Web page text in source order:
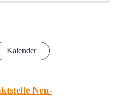
Kalender
Neu-